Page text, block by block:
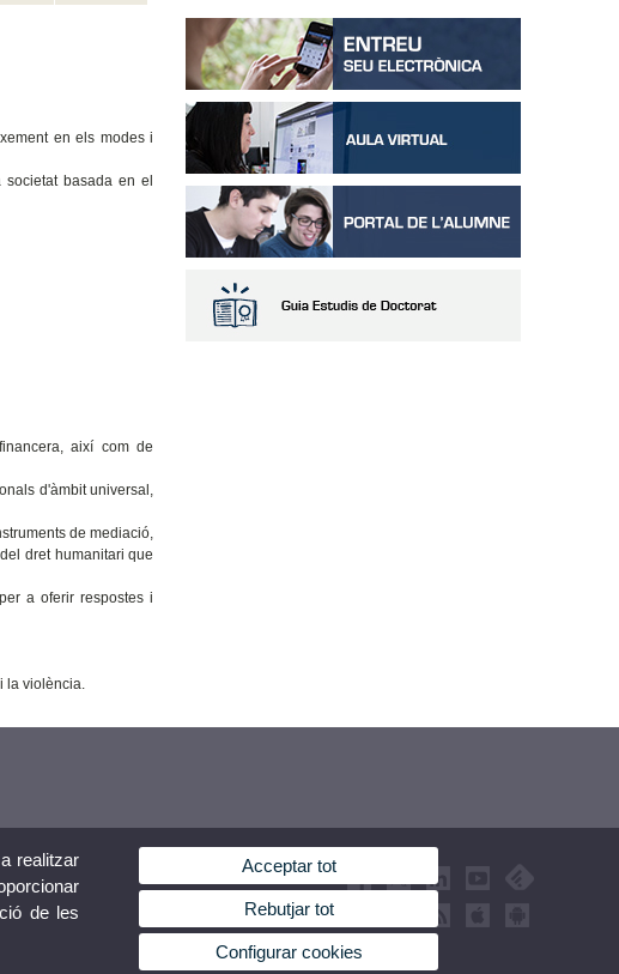
en els modes i
basada en el
així com de
d'àmbit universal,
de mediació,
dret humanitari que
a oferir respostes i
la violència.
realitzar
de les
Acceptar tot
Rebutjar tot
Configurar cookies